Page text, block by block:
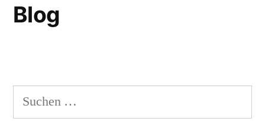
Blog
Suchen
nach: